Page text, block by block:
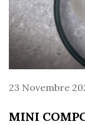
23 Novembre
MINI